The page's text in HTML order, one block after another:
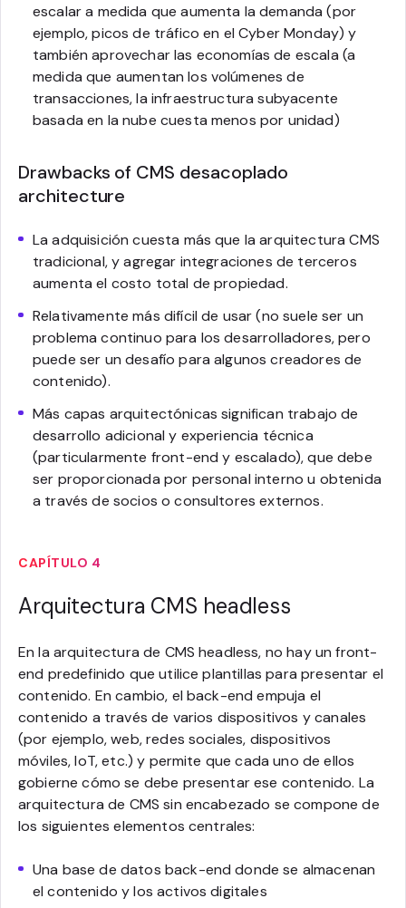
escalar a medida que aumenta la demanda (por
ejemplo, picos de tráfico en el Cyber Monday) y
también aprovechar las economías de escala (a
medida que aumentan los volúmenes de
transacciones, la infraestructura subyacente
basada en la nube cuesta menos por unidad)
Drawbacks of CMS desacoplado
architecture
La adquisición cuesta más que la arquitectura CMS
tradicional, y agregar integraciones de terceros
aumenta el costo total de propiedad.
Relativamente más difícil de usar (no suele ser un
problema continuo para los desarrolladores, pero
puede ser un desafío para algunos creadores de
contenido).
Más capas arquitectónicas significan trabajo de
desarrollo adicional y experiencia técnica
(particularmente front-end y escalado), que debe
ser proporcionada por personal interno u obtenida
a través de socios o consultores externos.
CAPÍTULO 4
Arquitectura CMS headless
En la arquitectura de CMS headless, no hay un front-
end predefinido que utilice plantillas para presentar el
contenido. En cambio, el back-end empuja el
contenido a través de varios dispositivos y canales
(por ejemplo, web, redes sociales, dispositivos
móviles, IoT, etc.) y permite que cada uno de ellos
gobierne cómo se debe presentar ese contenido. La
arquitectura de CMS sin encabezado se compone de
los siguientes elementos centrales:
Una base de datos back-end donde se almacenan
el contenido y los activos digitales